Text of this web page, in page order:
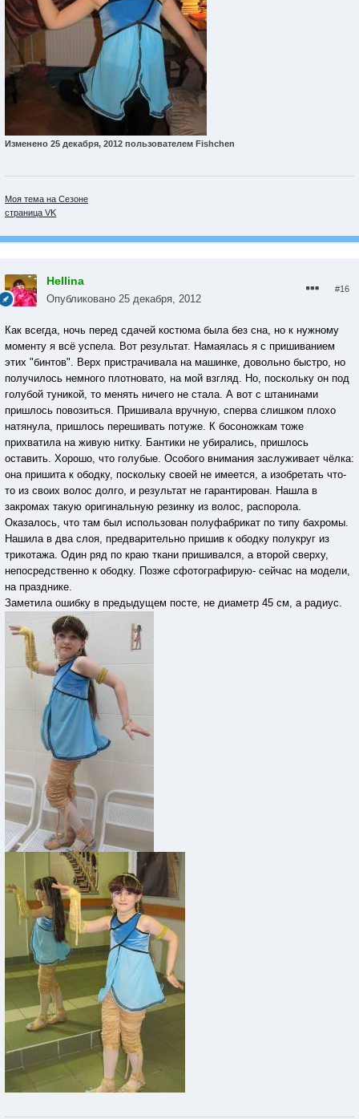
Изменено 25 декабря, 2012 пользователем Fishchen
Моя тема на Сезоне
страница VK
Hellina
Опубликовано 25 декабря, 2012
#16
Как всегда, ночь перед сдачей костюма была без сна, но к нужному
моменту я всё успела. Вот результат. Намаялась я с пришиванием
этих "бинтов". Верх пристрачивала на машинке, довольно быстро, но
получилось немного плотновато, на мой взгляд. Но, поскольку он под
голубой туникой, то менять ничего не стала. А вот с штанинами
пришлось повозиться. Пришивала вручную, сперва слишком плохо
натянула, пришлось перешивать потуже. К босоножкам тоже
прихватила на живую нитку. Бантики не убирались, пришлось
оставить. Хорошо, что голубые. Особого внимания заслуживает чёлка:
она пришита к ободку, поскольку своей не имеется, а изобретать что-
то из своих волос долго, и результат не гарантирован. Нашла в
закромах такую оригинальную резинку из волос, распорола.
Оказалось, что там был использован полуфабрикат по типу бахромы.
Нашила в два слоя, предварительно пришив к ободку полукруг из
трикотажа. Один ряд по краю ткани пришивался, а второй сверху,
непосредственно к ободку. Позже сфотографирую- сейчас на модели,
на празднике.
Заметила ошибку в предыдущем посте, не диаметр 45 см, а радиус.